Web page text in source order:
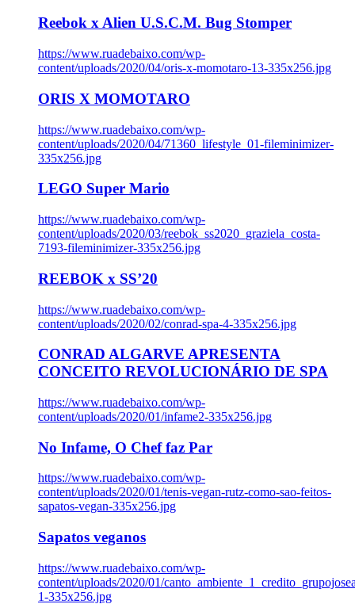
Reebok x Alien U.S.C.M. Bug Stomper
https://www.ruadebaixo.com/wp-
content/uploads/2020/04/oris-x-momotaro-13-335x256.jpg
ORIS X MOMOTARO
https://www.ruadebaixo.com/wp-
content/uploads/2020/04/71360_lifestyle_01-fileminimizer-
335x256.jpg
LEGO Super Mario
https://www.ruadebaixo.com/wp-
content/uploads/2020/03/reebok_ss2020_graziela_costa-
7193-fileminimizer-335x256.jpg
REEBOK x SS’20
https://www.ruadebaixo.com/wp-
content/uploads/2020/02/conrad-spa-4-335x256.jpg
CONRAD ALGARVE APRESENTA
CONCEITO REVOLUCIONÁRIO DE SPA
https://www.ruadebaixo.com/wp-
content/uploads/2020/01/infame2-335x256.jpg
No Infame, O Chef faz Par
https://www.ruadebaixo.com/wp-
content/uploads/2020/01/tenis-vegan-rutz-como-sao-feitos-
sapatos-vegan-335x256.jpg
Sapatos veganos
https://www.ruadebaixo.com/wp-
content/uploads/2020/01/
1-335x256.jpg